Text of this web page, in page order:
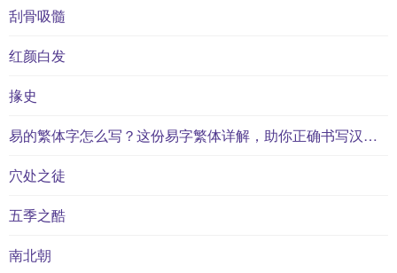
刮骨吸髓
红颜白发
掾史
易的繁体字怎么写？这份易字繁体详解，助你正确书写汉字_汉字繁体学习
穴处之徒
五季之酷
南北朝